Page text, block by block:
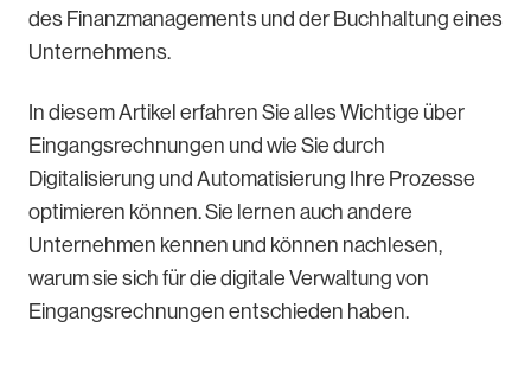
des Finanzmanagements und der Buchhaltung eines
Unternehmens.
In diesem Artikel erfahren Sie alles Wichtige über
Eingangsrechnungen und wie Sie durch
Digitalisierung und Automatisierung Ihre Prozesse
optimieren können. Sie lernen auch andere
Unternehmen kennen und können nachlesen,
warum sie sich für die digitale Verwaltung von
Eingangsrechnungen entschieden haben.